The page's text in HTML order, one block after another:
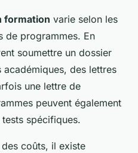
formation varie selon les
de programmes. En
soumettre un dossier
des lettres
une lettre de
peuvent également
spécifiques.
coûts, il existe